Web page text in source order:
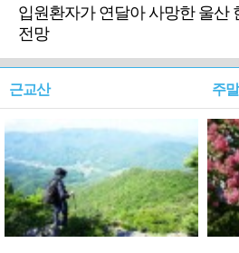
입원환자가 연달아 사망한 울산
전망
근교산 주